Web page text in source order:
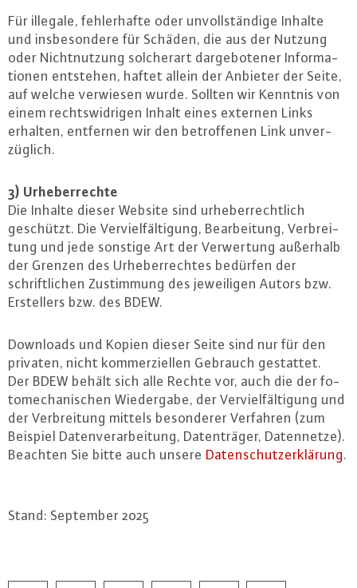
Für illegale, feh­ler­haf­te oder un­voll­stän­di­ge Inhalte
und ins­be­son­de­re für Schäden, die aus der Nutzung
oder Nicht­nut­zung sol­cher­art dar­ge­bo­te­ner In­for­ma­
tio­nen entstehen, haftet allein der Anbieter der Seite,
auf welche verwiesen wurde. Sollten wir Kenntnis von
einem rechts­wid­ri­gen Inhalt eines externen Links
erhalten, entfernen wir den be­trof­fe­nen Link un­ver­
züg­lich.
3) Ur­he­ber­rech­te
Die Inhalte dieser Website sind ur­he­ber­recht­lich
geschützt. Die Ver­viel­fäl­ti­gung, Be­ar­bei­tung, Ver­brei­
tung und jede sonstige Art der Ver­wer­tung außerhalb
der Grenzen des Ur­he­ber­rech­tes bedürfen der
schrift­li­chen Zu­stim­mung des je­wei­li­gen Autors bzw.
Er­stel­lers bzw. des BDEW.
Downloads und Kopien dieser Seite sind nur für den
privaten, nicht kom­mer­zi­el­len Gebrauch gestattet.
Der BDEW behält sich alle Rechte vor, auch die der fo­
to­me­cha­ni­schen Wie­der­ga­be, der Ver­viel­fäl­ti­gung und
der Ver­brei­tung mittels be­son­de­rer Verfahren (zum
Beispiel Da­ten­ver­ar­bei­tung, Da­ten­trä­ger, Da­ten­net­ze).
Beachten Sie bitte auch unsere Da­ten­schutz­er­klä­rung.
Stand: September 2025